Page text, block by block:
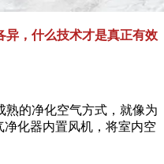
异，什么技术才是真正有效
熟的净化空气方式，就像为
净化器内置风机，将室内空